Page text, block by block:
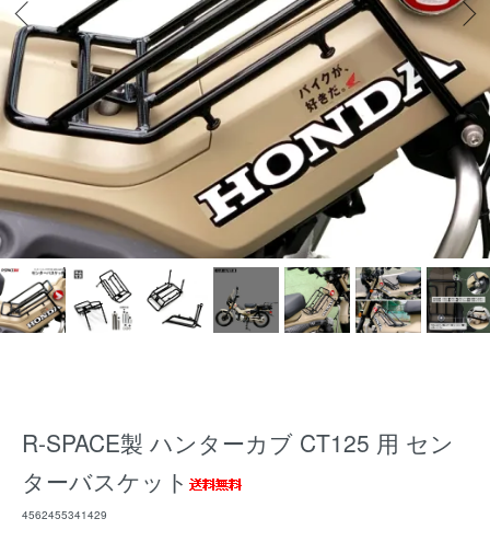
R-SPACE製 ハンターカブ CT125 用 セン
ターバスケット
4562455341429